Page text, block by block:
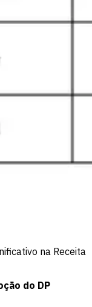
na Receita
do DP